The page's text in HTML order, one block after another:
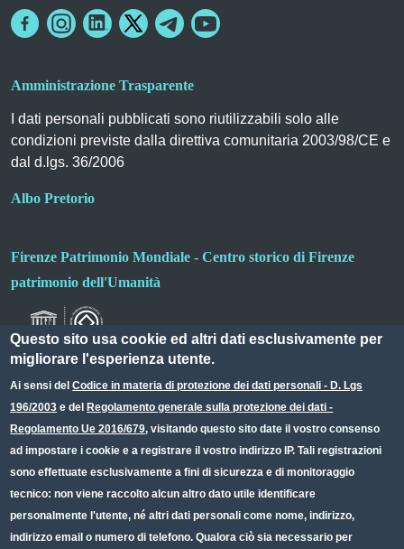
Amministrazione Trasparente
I dati personali pubblicati sono riutilizzabili solo alle
condizioni previste dalla direttiva comunitaria 2003/98/CE e
dal d.lgs. 36/2006
Albo Pretorio
Firenze Patrimonio Mondiale - Centro storico di Firenze
patrimonio dell'Umanità
Small prints
Useful links section
Redazione web
Privacy
Note legali
Questo sito usa cookie ed altri dati esclusivamente per
migliorare l'esperienza utente.
Ai sensi delCodice in materia di protezione dei dati personali - D. Lgs
196/2003 e del Regolamento generale sulla protezione dei dati -
Regolamento Ue 2016/679, visitando questo sito date il vostro consenso
ad impostare i cookie e a registrare il vostro indirizzo IP. Tali registrazioni
sono effettuate esclusivamente a fini di sicurezza e di monitoraggio
tecnico: non viene raccolto alcun altro dato utile identificare
personalmente l'utente, né altri dati personali come nome, indirizzo,
indirizzo email o numero di telefono. Qualora ciò sia necessario per